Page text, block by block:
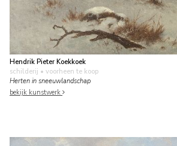
Hendrik Pieter Koekkoek
schilderij • voorheen te koop
Herten in sneeuwlandschap
bekijk kunstwerk